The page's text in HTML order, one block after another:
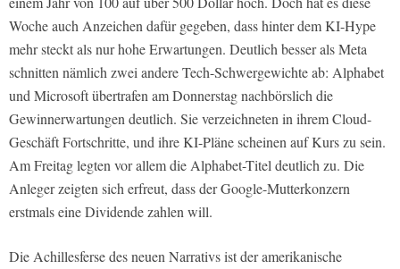
Woche auch Anzeichen dafür gegeben, dass hinter dem KI-Hype
mehr steckt als nur hohe Erwartungen. Deutlich besser als Meta
schnitten nämlich zwei andere Tech-Schwergewichte ab: Alphabet
und Microsoft übertrafen am Donnerstag nachbörslich die
Gewinnerwartungen deutlich. Sie verzeichneten in ihrem Cloud-
Geschäft Fortschritte, und ihre KI-Pläne scheinen auf Kurs zu sein.
Am Freitag legten vor allem die Alphabet-Titel deutlich zu. Die
Anleger zeigten sich erfreut, dass der Google-Mutterkonzern
erstmals eine Dividende zahlen will.
Die Achillesferse des neuen Narrativs ist der amerikanische